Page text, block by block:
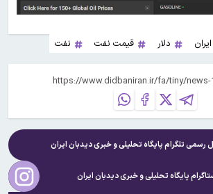
ایران دلار قیمت نفت نفت
رسمی تلگرام پایگاه تحلیلی و خبریدیدبان ایران
پایگاه تحلیلی و خبریدیدبان ایران